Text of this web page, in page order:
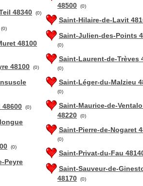
48340 (0)
(0)
48100
48100 (0)
(0)
(0)
Peyre
48500
(0)
Saint-Hilaire-de-Lavit
Saint-Julien-des-Points
(0)
Saint-Laurent-de-Trèves
(0)
Saint-Léger-du-Malzieu
(0)
Saint-Maurice-de-
48220
(0)
Saint-Pierre-de-Nogaret
(0)
Saint-Privat-du-Fau
Saint-Sauveur-de-
48170
(0)